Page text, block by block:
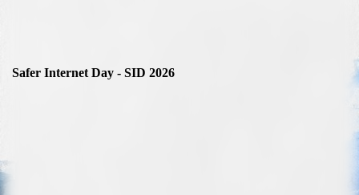
Safer Internet Day - SID 2026